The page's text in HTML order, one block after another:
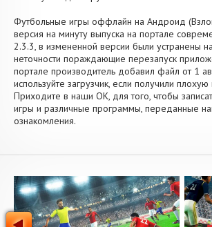
Футбольные игры оффлайн на Андроид
версия на минуту выпуска на портале
2.3.3, в измененной версии были устранены
неточности пораждающие перезапуск
портале производитель добавил файл от 1
используйте загрузчик, если получили
Приходите в наши OK, для того, чтобы
игры и различные программы, переданные
ознакомления.